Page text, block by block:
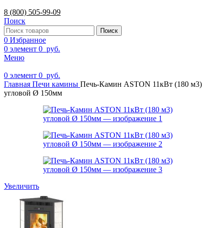
8 (800) 505-99-09
Поиск
Поиск
0 Избранное
0 элемент 0 руб.
Меню
0 элемент 0 руб.
Главная Печи камины Печь-Камин ASTON 11кВт (180 м3)
угловой Ø 150мм
Увеличить